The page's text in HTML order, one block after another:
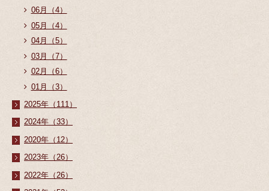
06月（4）
05月（4）
04月（5）
03月（7）
02月（6）
01月（3）
2025年（111）
2024年（33）
2020年（12）
2023年（26）
2022年（26）